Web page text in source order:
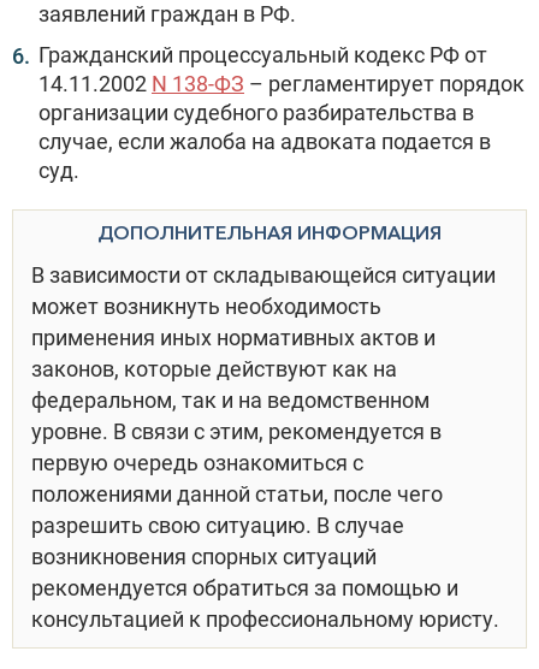
заявлений граждан в РФ.
Гражданский процессуальный кодекс РФ от
14.11.2002 N 138-ФЗ – регламентирует порядок
организации судебного разбирательства в
случае, если жалоба на адвоката подается в
суд.
ДОПОЛНИТЕЛЬНАЯ ИНФОРМАЦИЯ
В зависимости от складывающейся ситуации
может возникнуть необходимость
применения иных нормативных актов и
законов, которые действуют как на
федеральном, так и на ведомственном
уровне. В связи с этим, рекомендуется в
первую очередь ознакомиться с
положениями данной статьи, после чего
разрешить свою ситуацию. В случае
возникновения спорных ситуаций
рекомендуется обратиться за помощью и
консультацией к профессиональному юристу.